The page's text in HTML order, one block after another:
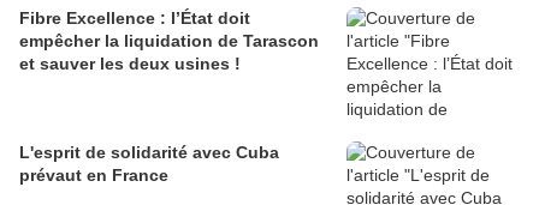
Fibre Excellence : l’État doit
empêcher la liquidation de Tarascon
et sauver les deux usines !
L'esprit de solidarité avec Cuba
prévaut en France